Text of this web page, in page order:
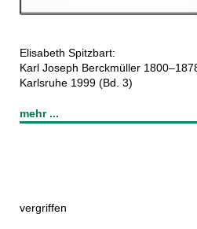
Elisabeth Spitzbart:
Karl Joseph Berckmüller
Karlsruhe 1999 (Bd. 3)
mehr ...
vergriffen